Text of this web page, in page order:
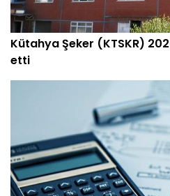
Kütahya Şeker (KTSKR)
etti